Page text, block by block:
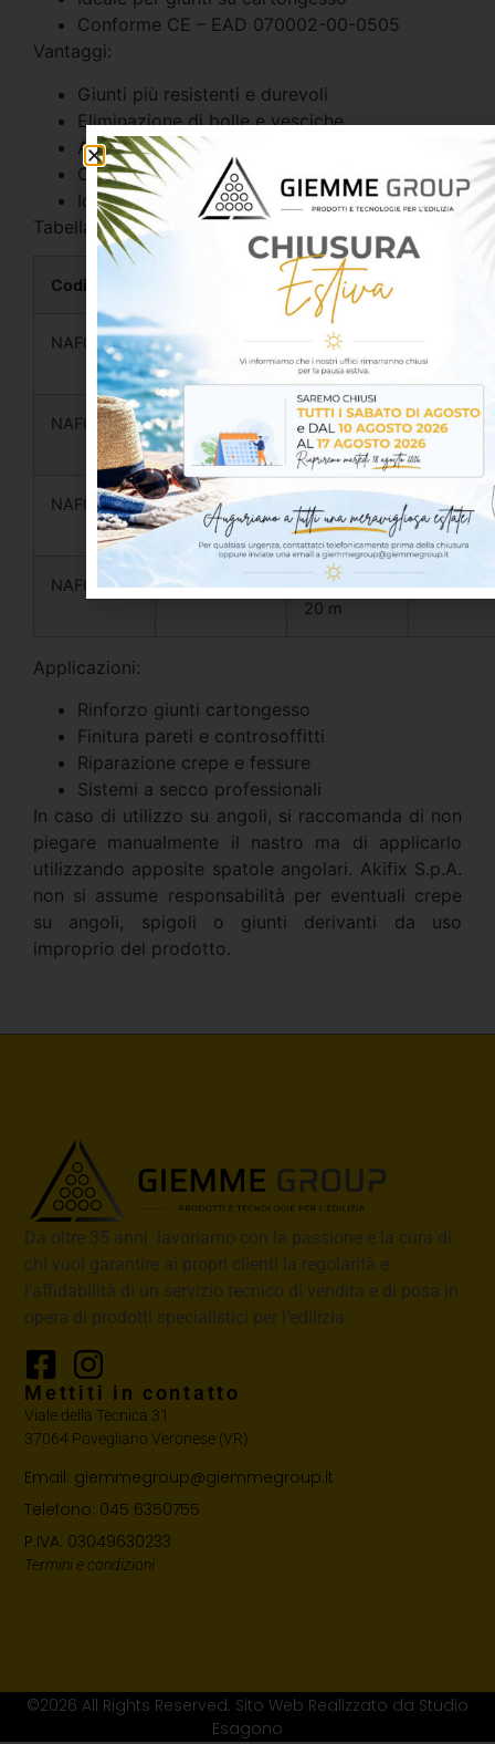
Conforme CE – EAD 070002-00-0505
Vantaggi:
Giunti più resistenti e durevoli
Eliminazione di bolle e vesciche
Applicazione veloce e semplice
Ottima adesione e lavorabilità
Ideale per superfici verticali e soffitti
Tabella varianti disponibili:
Codice Dimensioni
NAF01001B 60 g/m²
48 mm ×
153 m
NAF01005 60 g/m²
48 mm ×
90 m
24 pz
NAF01006 60 g/m²
48 mm ×
45 m
24 pz
NAF01007 60 g/m²
48 mm ×
20 m
24 pz
Applicazioni:
Rinforzo giunti cartongesso
Finitura pareti e controsoffitti
Riparazione crepe e fessure
Sistemi a secco professionali
In caso di utilizzo su angoli, si raccomanda di non
piegare manualmente il nastro ma di applicarlo
utilizzando apposite spatole angolari. Akifix S.p.A.
non si assume responsabilità per eventuali crepe
su angoli, spigoli o giunti derivanti da uso
improprio del prodotto.
Da oltre 35 anni lavoriamo con la passione e la cura di
chi vuol garantire ai propri clienti la regolarità e
l’affidabilità di un servizio tecnico di vendita e di posa in
opera di prodotti specialistici per l’edilizia
Mettiti in contatto
Viale della Tecnica 31
37064 Povegliano Veronese (VR)
Email: giemmegroup@giemmegroup.it
Telefono: 045 6350755
P.IVA: 03049630233
Termini e condizioni
©2026 All Rights Reserved. Sito Web Realizzato da Studio
Esagono